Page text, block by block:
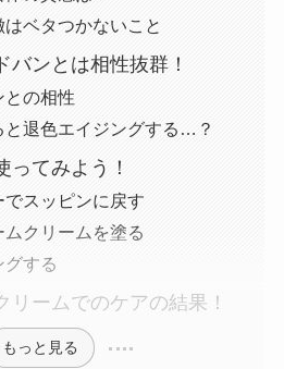
ベタつかないこと
バンとは相性抜群！
との相性
と退色エイジングする…？
ってみよう！
でスッピンに戻す
ムクリームを塗る
グする
リームでのケアの結果！
もっと見る